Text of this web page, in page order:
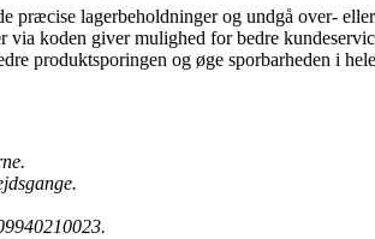
præcise lagerbeholdninger og undgå over-
koden giver mulighed for bedre
produktsporingen og øge sporbarheden i